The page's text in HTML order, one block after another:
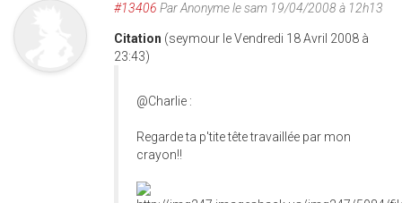
#13406 ParAnonymele sam 19/04/2008 à 12h13
Citation (seymour le Vendredi 18 Avril 2008 à
23:43)
@Charlie :
Regarde ta p'tite tête travaillée par mon
crayon!!